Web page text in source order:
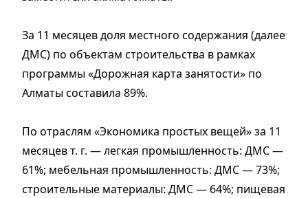
За 11 месяцев доля местного содержания (далее
ДМС) по объектам строительства в рамках
программы «Дорожная карта занятости» по
Алматы составила 89%.
По отраслям «Экономика простых вещей» за 11
месяцев т. г. — легкая промышленность: ДМС —
61%; мебельная промышленность: ДМС — 73%;
строительные материалы: ДМС — 64%; пищевая